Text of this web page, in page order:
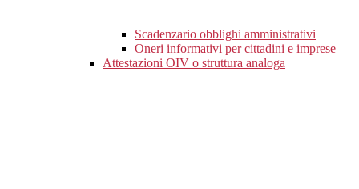
Scadenzario obblighi amministrativi
Oneri informativi per cittadini e imprese
Attestazioni OIV o struttura analoga